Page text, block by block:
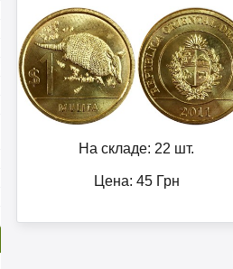
На складе: 22 шт.
Цена: 45Грн